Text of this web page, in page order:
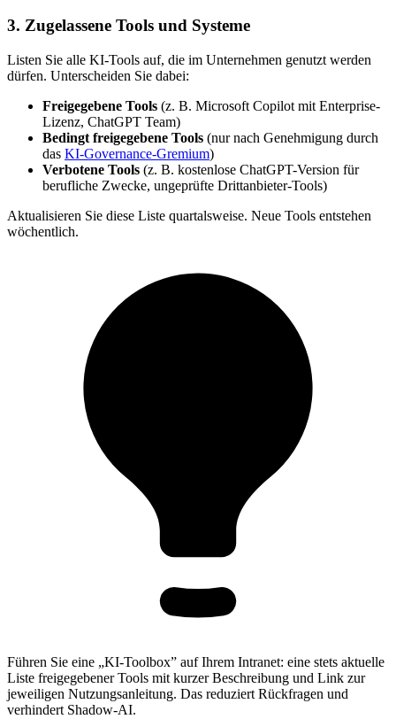
3. Zugelassene Tools und Systeme
Listen Sie alle KI-Tools auf, die im Unternehmen genutzt werden
dürfen. Unterscheiden Sie dabei:
Freigegebene Tools (z. B. Microsoft Copilot mit Enterprise-
Lizenz, ChatGPT Team)
Bedingt freigegebene Tools (nur nach Genehmigung durch
das KI-Governance-Gremium)
Verbotene Tools (z. B. kostenlose ChatGPT-Version für
berufliche Zwecke, ungeprüfte Drittanbieter-Tools)
Aktualisieren Sie diese Liste quartalsweise. Neue Tools entstehen
wöchentlich.
Führen Sie eine „KI-Toolbox” auf Ihrem Intranet: eine stets aktuelle
Liste freigegebener Tools mit kurzer Beschreibung und Link zur
jeweiligen Nutzungsanleitung. Das reduziert Rückfragen und
verhindert Shadow-AI.